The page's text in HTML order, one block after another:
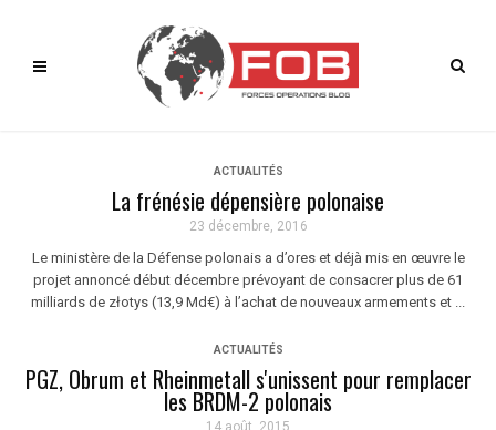
ACTUALITÉS
La frénésie dépensière polonaise
23 décembre, 2016
Le ministère de la Défense polonais a d’ores et déjà mis en œuvre le
projet annoncé début décembre prévoyant de consacrer plus de 61
milliards de złotys (13,9 Md€) à l’achat de nouveaux armements et ...
ACTUALITÉS
PGZ, Obrum et Rheinmetall s'unissent pour remplacer
les BRDM-2 polonais
14 août, 2015